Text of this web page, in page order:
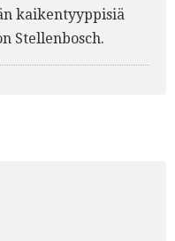
kaikentyyppisiä
Stellenbosch.